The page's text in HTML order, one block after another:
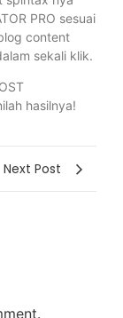
PRO sesuai
content
sekali klik.
hasilnya!
Next Post